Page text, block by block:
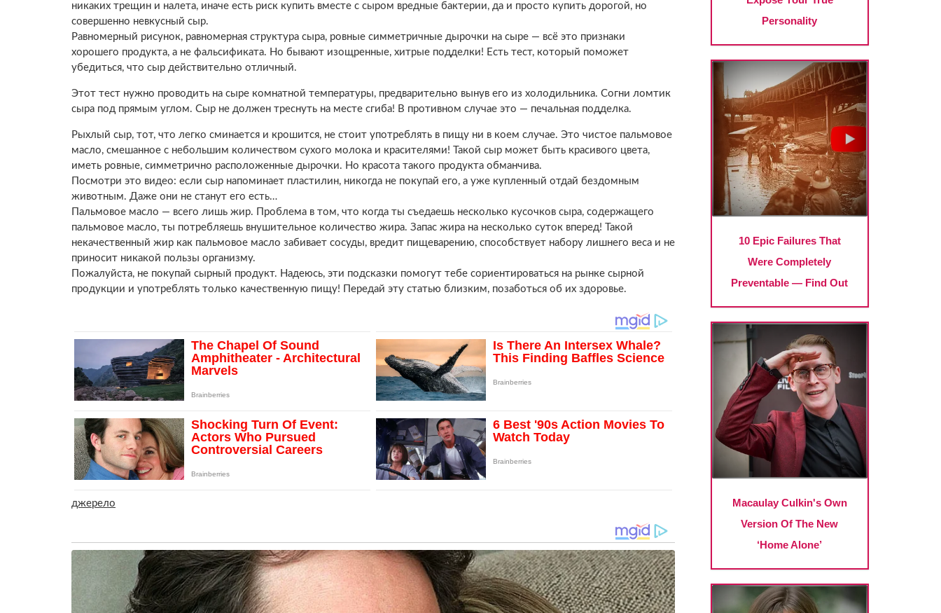
никаких трещин и налета, иначе есть риск купить вместе с сыром вредные бактерии, да и просто купить дорогой, но
совершенно невкусный сыр.
Равномерный рисунок, равномерная структура сыра, ровные симметричные дырочки на сыре — всё это признаки
хорошего продукта, а не фальсификата. Но бывают изощренные, хитрые подделки! Есть тест, который поможет
убедиться, что сыр действительно отличный.
Этот тест нужно проводить на сыре комнатной температуры, предварительно вынув его из холодильника. Согни ломтик
сыра под прямым углом. Сыр не должен треснуть на месте сгиба! В противном случае это — печальная подделка.
Рыхлый сыр, тот, что легко сминается и крошится, не стоит употреблять в пищу ни в коем случае. Это чистое пальмовое
масло, смешанное с небольшим количеством сухого молока и красителями! Такой сыр может быть красивого цвета,
иметь ровные, симметрично расположенные дырочки. Но красота такого продукта обманчива.
Посмотри это видео: если сыр напоминает пластилин, никогда не покупай его, а уже купленный отдай бездомным
животным. Даже они не станут его есть…
Пальмовое масло — всего лишь жир. Проблема в том, что когда ты съедаешь несколько кусочков сыра, содержащего
пальмовое масло, ты потребляешь внушительное количество жира. Запас жира на несколько суток вперед! Такой
некачественный жир как пальмовое масло забивает сосуды, вредит пищеварению, способствует набору лишнего веса и не
приносит никакой пользы организму.
Пожалуйста, не покупай сырный продукт. Надеюсь, эти подсказки помогут тебе сориентироваться на рынке сырной
продукции и употреблять только качественную пищу! Передай эту статью близким, позаботься об их здоровье.
джерело